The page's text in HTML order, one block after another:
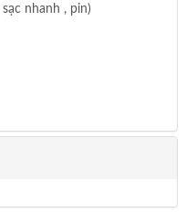
nhanh , pin)